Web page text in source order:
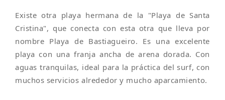
Existe otra playa hermana de la "Playa de Santa
Cristina", que conecta con esta otra que lleva por
nombre Playa de Bastiagueiro. Es una excelente
playa con una franja ancha de arena dorada. Con
aguas tranquilas, ideal para la práctica del surf, con
muchos servicios alrededor y mucho aparcamiento.